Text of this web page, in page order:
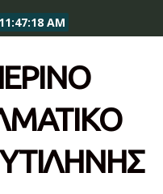
11:47:18 AM